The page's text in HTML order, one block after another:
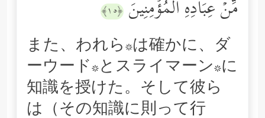
مِّنۡ عِبَادِهِ ٱلۡمُؤۡمِنِینَ ﴿١٥﴾
また、われら*は確かに、ダ
ーウード*とスライマーン*に
知識を授けた。そして彼ら
は（その知識に則って行